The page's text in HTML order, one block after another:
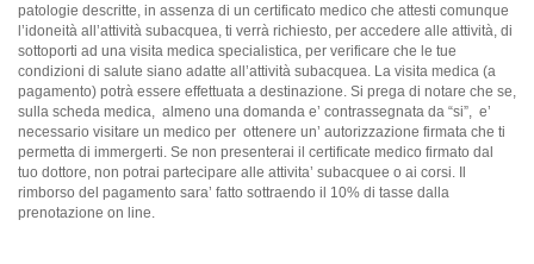
patologie descritte, in assenza di un certificato medico che attesti comunque
l’idoneità all’attività subacquea, ti verrà richiesto, per accedere alle attività, di
sottoporti ad una visita medica specialistica, per verificare che le tue
condizioni di salute siano adatte all’attività subacquea. La visita medica (a
pagamento) potrà essere effettuata a destinazione. Si prega di notare che se,
sulla scheda medica, almeno una domanda e’ contrassegnata da “si”, e’
necessario visitare un medico per ottenere un’ autorizzazione firmata che ti
permetta di immergerti. Se non presenterai il certificate medico firmato dal
tuo dottore, non potrai partecipare alle attivita’ subacquee o ai corsi. Il
rimborso del pagamento sara’ fatto sottraendo il 10% di tasse dalla
prenotazione on line.